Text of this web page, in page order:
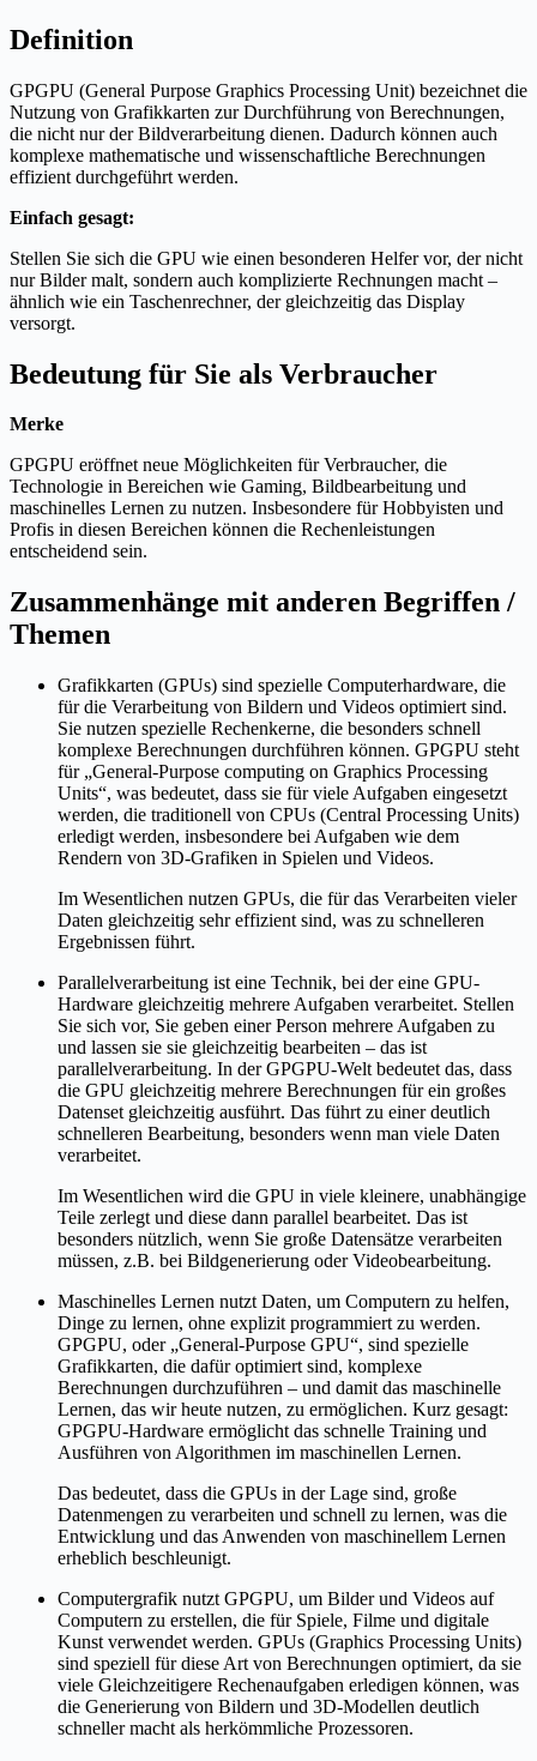
Definition
GPGPU (General Purpose Graphics Processing Unit) bezeichnet die
Nutzung von Grafikkarten zur Durchführung von Berechnungen,
die nicht nur der Bildverarbeitung dienen. Dadurch können auch
komplexe mathematische und wissenschaftliche Berechnungen
effizient durchgeführt werden.
Einfach gesagt:
Stellen Sie sich die GPU wie einen besonderen Helfer vor, der nicht
nur Bilder malt, sondern auch komplizierte Rechnungen macht –
ähnlich wie ein Taschenrechner, der gleichzeitig das Display
versorgt.
Bedeutung für Sie als Verbraucher
Merke
GPGPU eröffnet neue Möglichkeiten für Verbraucher, die
Technologie in Bereichen wie Gaming, Bildbearbeitung und
maschinelles Lernen zu nutzen. Insbesondere für Hobbyisten und
Profis in diesen Bereichen können die Rechenleistungen
entscheidend sein.
Zusammenhänge mit anderen Begriffen /
Themen
Grafikkarten (GPUs) sind spezielle Computerhardware, die
für die Verarbeitung von Bildern und Videos optimiert sind.
Sie nutzen spezielle Rechenkerne, die besonders schnell
komplexe Berechnungen durchführen können. GPGPU steht
für „General-Purpose computing on Graphics Processing
Units“, was bedeutet, dass sie für viele Aufgaben eingesetzt
werden, die traditionell von CPUs (Central Processing Units)
erledigt werden, insbesondere bei Aufgaben wie dem
Rendern von 3D-Grafiken in Spielen und Videos.
Im Wesentlichen nutzen GPUs, die für das Verarbeiten vieler
Daten gleichzeitig sehr effizient sind, was zu schnelleren
Ergebnissen führt.
Parallelverarbeitung ist eine Technik, bei der eine GPU-
Hardware gleichzeitig mehrere Aufgaben verarbeitet. Stellen
Sie sich vor, Sie geben einer Person mehrere Aufgaben zu
und lassen sie sie gleichzeitig bearbeiten – das ist
parallelverarbeitung. In der GPGPU-Welt bedeutet das, dass
die GPU gleichzeitig mehrere Berechnungen für ein großes
Datenset gleichzeitig ausführt. Das führt zu einer deutlich
schnelleren Bearbeitung, besonders wenn man viele Daten
verarbeitet.
Im Wesentlichen wird die GPU in viele kleinere, unabhängige
Teile zerlegt und diese dann parallel bearbeitet. Das ist
besonders nützlich, wenn Sie große Datensätze verarbeiten
müssen, z.B. bei Bildgenerierung oder Videobearbeitung.
Maschinelles Lernen nutzt Daten, um Computern zu helfen,
Dinge zu lernen, ohne explizit programmiert zu werden.
GPGPU, oder „General-Purpose GPU“, sind spezielle
Grafikkarten, die dafür optimiert sind, komplexe
Berechnungen durchzuführen – und damit das maschinelle
Lernen, das wir heute nutzen, zu ermöglichen. Kurz gesagt:
GPGPU-Hardware ermöglicht das schnelle Training und
Ausführen von Algorithmen im maschinellen Lernen.
Das bedeutet, dass die GPUs in der Lage sind, große
Datenmengen zu verarbeiten und schnell zu lernen, was die
Entwicklung und das Anwenden von maschinellem Lernen
erheblich beschleunigt.
Computergrafik nutzt GPGPU, um Bilder und Videos auf
Computern zu erstellen, die für Spiele, Filme und digitale
Kunst verwendet werden. GPUs (Graphics Processing Units)
sind speziell für diese Art von Berechnungen optimiert, da sie
viele Gleichzeitigere Rechenaufgaben erledigen können, was
die Generierung von Bildern und 3D-Modellen deutlich
schneller macht als herkömmliche Prozessoren.